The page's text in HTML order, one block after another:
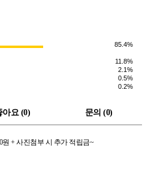
85.4%
11.8%
2.1%
0.5%
0.2%
아요 (0) 문의 (0)
원 + 사진첨부 시 추가 적립금~